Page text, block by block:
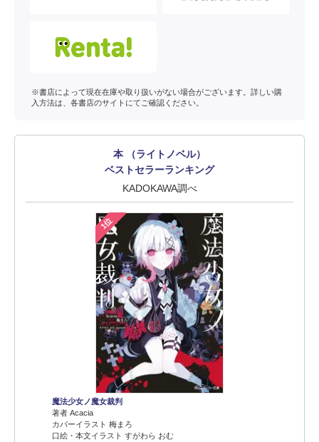
※書店によって現在在庫や取り扱いがない場合がございます。詳しい購
入方法は、各書店のサイトにてご確認ください。
本 （ライトノベル）
ベストセラーランキング
KADOKAWA調べ
1位
魔法少女ノ魔女裁判
著者 Acacia
カバーイラスト 梅まろ
口絵・本文イラスト すがわら おむ